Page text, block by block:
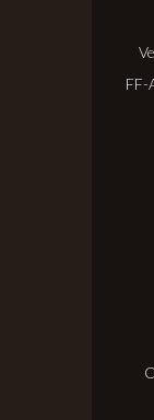
FF-